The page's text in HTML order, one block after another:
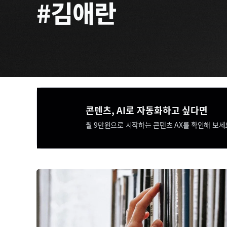
#김애란
콘텐츠, AI로 자동화하고 싶다면​​
월 9만원으로 시작하는 콘텐츠 AX를 확인해 보